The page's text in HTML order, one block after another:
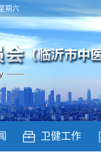
期六
卫健工作